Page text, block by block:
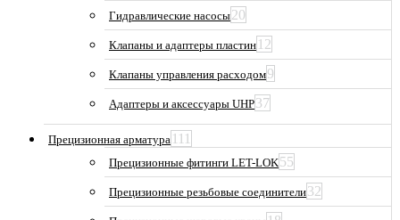
Гидравлические насосы20
Клапаны и адаптеры пластин 12
Клапаны управления расходом9
Адаптеры и аксессуары UHP37
Прецизионная арматура 111
Прецизионные фитинги LET-LOK55
Прецизионные резьбовые соединители32